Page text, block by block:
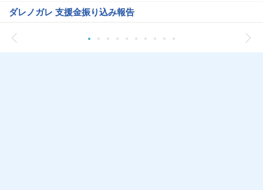
ダレノガレ 支援金振り込み報告